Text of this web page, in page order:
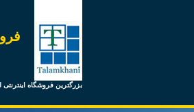
بزرگترین فروشگاه اینترنتی